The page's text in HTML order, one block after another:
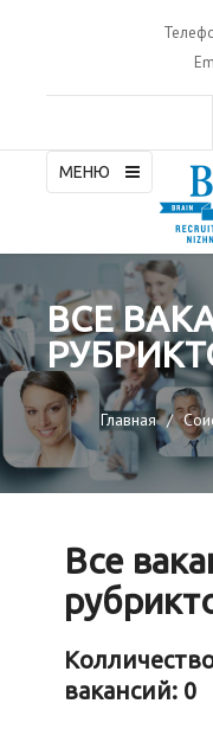
МЕНЮ
ВСЕ
Главная
Все
вакансий: 0